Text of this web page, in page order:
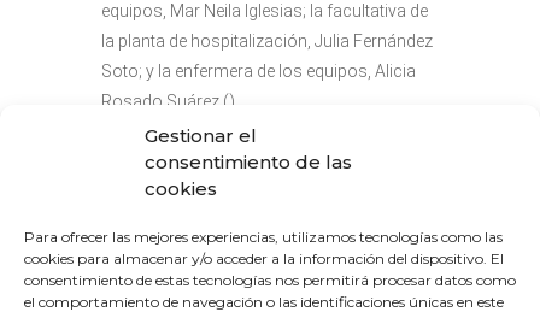
Gestionar el
consentimiento de las
cookies
Para ofrecer las mejores experiencias, utilizamos tecnologías como las
cookies para almacenar y/o acceder a la información del dispositivo. El
consentimiento de estas tecnologías nos permitirá procesar datos como
el comportamiento de navegación o las identificaciones únicas en este
equipos, Mar Neila Iglesias; la facultativa de
la planta de hospitalización, Julia Fernández
Soto; y la enfermera de los equipos, Alicia
Rosado Suárez ().
El acto tendrá lugar el próximo día 5 de junio
a las 17:00h.